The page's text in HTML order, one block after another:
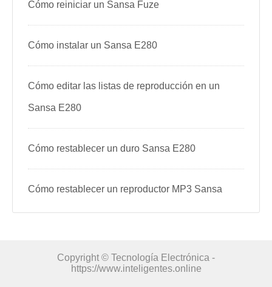
Cómo reiniciar un Sansa Fuze
Cómo instalar un Sansa E280
Cómo editar las listas de reproducción en un
Sansa E280
Cómo restablecer un duro Sansa E280
Cómo restablecer un reproductor MP3 Sansa
Copyright © Tecnología Electrónica -
https://www.inteligentes.online